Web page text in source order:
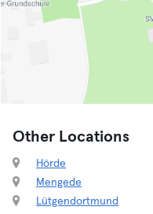
Other Locations
Hörde
Mengede
Lütgendortmund